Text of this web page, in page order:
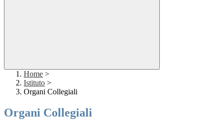
Home >
Istituto >
Organi Collegiali
Organi Collegiali